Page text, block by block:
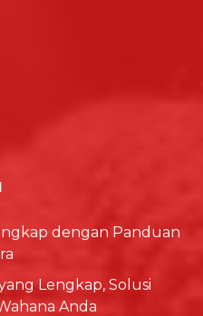
dengan Panduan
Lengkap, Solusi
Anda